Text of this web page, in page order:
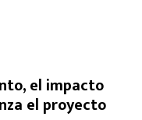
el impacto
el proyecto